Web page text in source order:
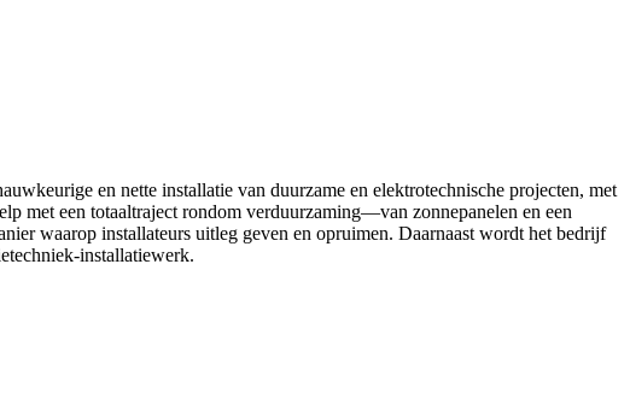
en nette installatie van duurzame en elektrotechnische projecten, met
met een totaaltraject rondom verduurzaming—van zonnepanelen en een
waarop installateurs uitleg geven en opruimen. Daarnaast wordt het bedrijf
installatiewerk.